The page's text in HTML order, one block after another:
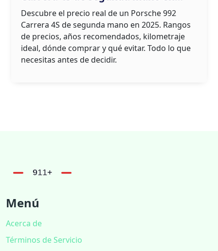
2025?
Descubre el precio real de un Porsche 992
Carrera 4S de segunda mano en 2025. Rangos
de precios, años recomendados, kilometraje
ideal, dónde comprar y qué evitar. Todo lo que
necesitas antes de decidir.
Menú
Acerca de
Términos de Servicio